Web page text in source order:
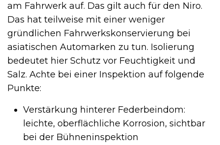
am Fahrwerk auf. Das gilt auch für den Niro.
Das hat teilweise mit einer weniger
gründlichen Fahrwerkskonservierung bei
asiatischen Automarken zu tun. Isolierung
bedeutet hier Schutz vor Feuchtigkeit und
Salz. Achte bei einer Inspektion auf folgende
Punkte:
Verstärkung hinterer Federbeindom:
leichte, oberflächliche Korrosion, sichtbar
bei der Bühneninspektion